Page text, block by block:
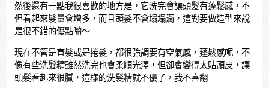
然後還有一點我很喜歡的地方是，它洗完會讓頭髮有蓬鬆感，不
但看起來髮量會增多，而且頭髮不會塌塌滴，這對要做造型來說
是很不錯的優點喲～
現在不管是直髮或是捲髮，都很強調要有空氣感，蓬鬆感呢，不
像有些洗髮精雖然洗完也會柔順光澤，但卻會變得太貼頭皮，讓
頭髮看起來很膩，這樣的洗髮精就不優了，我不喜翻